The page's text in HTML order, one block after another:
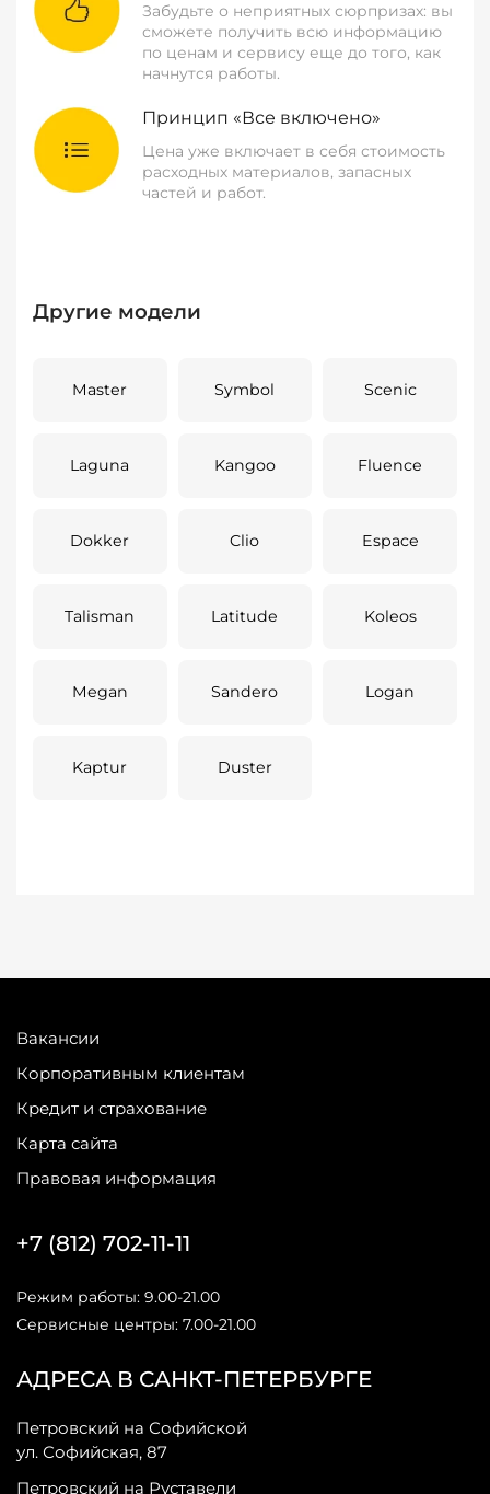
Забудьте о неприятных сюрпризах: вы
сможете получить всю информацию
по ценам и сервису еще до того, как
начнутся работы.
Принцип «Все включено»
Цена уже включает в себя стоимость
расходных материалов, запасных
частей и работ.
Другие модели
Master Symbol Scenic
Laguna Kangoo Fluence
Dokker Clio Espace
Talisman Latitude Koleos
Megan Sandero Logan
Kaptur Duster
Вакансии
Корпоративным клиентам
Кредит и страхование
Карта сайта
Правовая информация
АДРЕСА В САНКТ-ПЕТЕРБУРГЕ
Петровский на Софийской
ул. Софийская, 87
Петровский на Руставели
+7 (812) 702-11-11
Режим работы: 9.00-21.00
Сервисные центры: 7.00-21.00